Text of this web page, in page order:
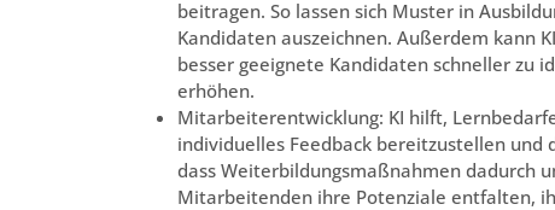
beitragen. So lassen sich Muster in
Kandidaten auszeichnen. Außerdem kann
besser geeignete Kandidaten schneller zu
erhöhen.
Mitarbeiterentwicklung: KI hilft,
individuelles Feedback bereitzustellen und
dass Weiterbildungsmaßnahmen dadurch
Mitarbeitenden ihre Potenziale entfalten,